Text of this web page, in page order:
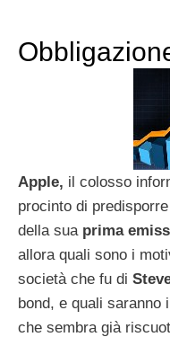
Apple, il colosso
procinto di
della sua prima
allora quali sono i
società che fu di
bond, e quali
che sembra già